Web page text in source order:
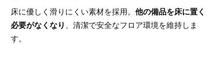
床に優しく滑りにくい素材を採用。他の備品を床に置く
必要がなくなり
、清潔で安全なフロア環境を維持しま
す。